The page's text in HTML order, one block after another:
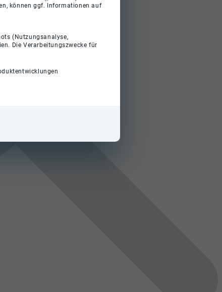
können ggf. Informationen auf
(Nutzungsanalyse,
Die Verarbeitungszwecke für